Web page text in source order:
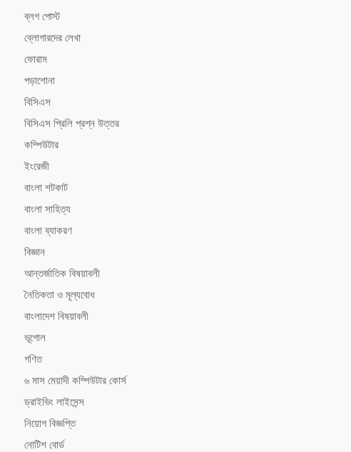
ব্লগ পোস্ট
ব্লোগারদের লেখা
ফোরাম
পড়াশোনা
বিসিএস
বিসিএস ‍প্রিলি প্রশ্ন উত্তর
কম্পিউটার
ইংরেজী
বাংলা শটকাট
বাংলা সাহিত্য
বাংলা ব্যাকরণ
বিজ্ঞান
আন্তর্জাতিক বিষয়াবলী
নৈতিকতা ও মূল্যবোধ
বাংলাদেশ বিষয়াবলী
ভূগোল
গণিত
৬ মাস মেয়াদী কম্পিউটার কোর্স
ড্রাইভিং লাইসেন্স
নিয়োগ বিজ্ঞপ্তি
নোটিশ বোর্ড